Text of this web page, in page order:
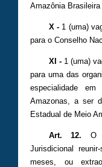
Amazônia
X - 1 (uma)
para o Conselho
XI -1 (uma)
para uma das
especialidade
Amazonas, a ser
Estadual de Meio
Art. 12. O
Jurisdicional
meses, ou